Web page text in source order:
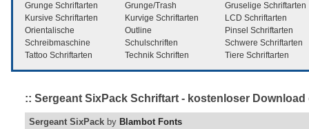
Grunge Schriftarten
Grunge/Trash
Gruselige Schriftarten
Kursive Schriftarten
Kurvige Schriftarten
LCD Schriftarten
Orientalische
Outline
Pinsel Schriftarten
Schreibmaschine
Schulschriften
Schwere Schriftarten
Tattoo Schriftarten
Technik Schriften Tiere Schriftarten
:: Sergeant SixPack Schriftart - kostenloser
Sergeant SixPack by Blambot Fonts